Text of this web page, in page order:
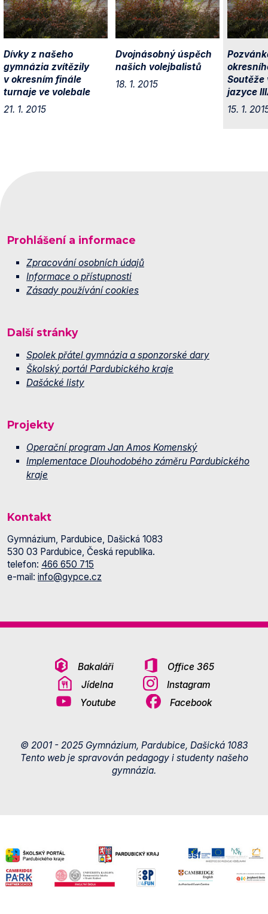
Dívky z našeho
gymnázia zvítězily
v okresním finále
turnaje ve volebale
21. 1. 2015
Dvojnásobný úspěch
našich volejbalistů
18. 1. 2015
Soutěže
jazyce
15. 1.
Prohlášení a informace
Zpracování osobních údajů
Informace o přístupnosti
Zásady používání cookies
Další stránky
Spolek přátel gymnázia a sponzorské dary
Školský portál Pardubického kraje
Dašácké listy
Projekty
Operační program Jan Amos Komenský
Implementace Dlouhodobého záměru Pardubického
kraje
Kontakt
Gymnázium, Pardubice, Dašická 1083
530 03 Pardubice, Česká republika.
telefon: 466 650 715
e-mail: info@gypce.cz
Bakaláři
Office 365
Jídelna
Instagram
Youtube
Facebook
© 2001 - 2025 Gymnázium, Pardubice, Dašická 1083
Tento web je spravován pedagogy i studenty našeho
gymnázia.